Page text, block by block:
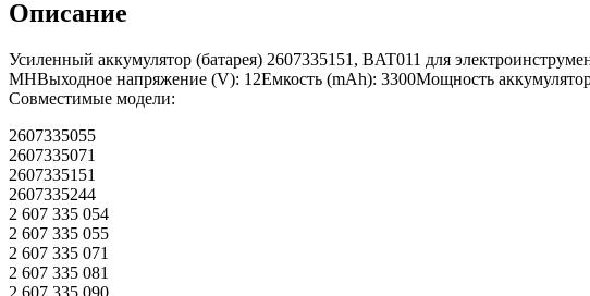
Описание
Усиленный аккумулятор (батарея) 2607335151, BAT011 для
MHВыходное напряжение (V): 12Емкость (mAh): 3300Мощность
Совместимые модели:
2607335055
2607335071
2607335151
2607335244
2 607 335 054
2 607 335 055
2 607 335 071
2 607 335 081